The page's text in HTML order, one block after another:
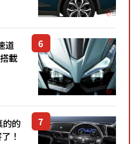
道
載
的
！